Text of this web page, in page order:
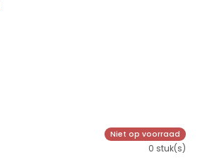
Niet op voorraad
0 stuk(s)